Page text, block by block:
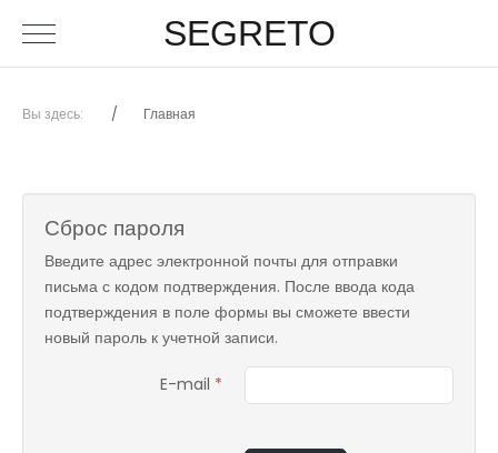
SEGRETO
Вы здесь: Главная
Сброс пароля
Введите адрес электронной почты для отправки
письма с кодом подтверждения. После ввода кода
подтверждения в поле формы вы сможете ввести
новый пароль к учетной записи.
E-mail *